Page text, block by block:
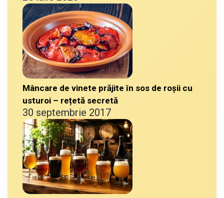
Mâncare de vinete prăjite în sos de roșii cu
usturoi – rețetă secretă
30 septembrie 2017